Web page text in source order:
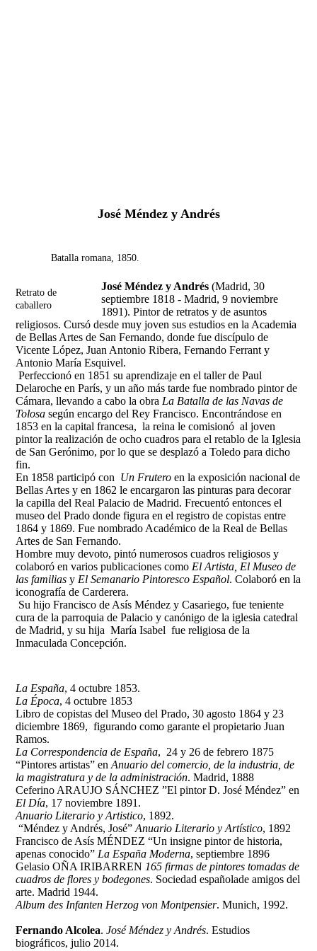
José Méndez y Andrés
Batalla romana, 1850.
Retrato de
caballero
José Méndez y Andrés (Madrid, 30
septiembre 1818 - Madrid, 9 noviembre
1891). Pintor de retratos y de asuntos
religiosos. Cursó desde muy joven sus estudios en la Academia
de Bellas Artes de San Fernando, donde fue discípulo de
Vicente López, Juan Antonio Ribera, Fernando Ferrant y
Antonio María Esquivel.
Perfeccionó en 1851 su aprendizaje en el taller de Paul
Delaroche en París, y un año más tarde fue nombrado pintor de
Cámara, llevando a cabo la obra La Batalla de las Navas de
Tolosa según encargo del Rey Francisco. Encontrándose en
1853 en la capital francesa, la reina le comisionó al joven
pintor la realización de ocho cuadros para el retablo de la Iglesia
de San Gerónimo, por lo que se desplazó a Toledo para dicho
fin.
En 1858 participó con Un Frutero en la exposición nacional de
Bellas Artes y en 1862 le encargaron las pinturas para decorar
la capilla del Real Palacio de Madrid. Frecuentó entonces el
museo del Prado donde figura en el registro de copistas entre
1864 y 1869. Fue nombrado Académico de la Real de Bellas
Artes de San Fernando.
Hombre muy devoto, pintó numerosos cuadros religiosos y
colaboró en varios publicaciones como El Artista, El Museo de
las familias y El Semanario Pintoresco Español. Colaboró en la
iconografía de Carderera.
Su hijo Francisco de Asís Méndez y Casariego, fue teniente
cura de la parroquia de Palacio y canónigo de la iglesia catedral
de Madrid, y su hija María Isabel fue religiosa de la
Inmaculada Concepción.
La España, 4 octubre 1853.
La Época, 4 octubre 1853
Libro de copistas del Museo del Prado, 30 agosto 1864 y 23
diciembre 1869, figurando como garante el propietario Juan
Ramos.
La Correspondencia de España, 24 y 26 de febrero 1875
“Pintores artistas” enAnuario del comercio, de la industria, de
la magistratura y de la administración. Madrid, 1888
Ceferino ARAUJO SÁNCHEZ ”El pintor D. José Méndez” en
El Día, 17 noviembre 1891.
Anuario Literario y Artistico, 1892.
“Méndez y Andrés, José”Anuario Literario y Artístico, 1892
Francisco de Asís MÉNDEZ “Un insigne pintor de historia,
apenas conocido” La España Moderna, septiembre 1896
Gelasio OÑA IRIBARREN 165 firmas de pintores tomadas de
cuadros de flores y bodegones. Sociedad españolade amigos del
arte. Madrid 1944.
Album des Infanten Herzog von Montpensier. Munich, 1992.
Fernando Alcolea.José Méndez y Andrés. Estudios
biográficos, julio 2014.